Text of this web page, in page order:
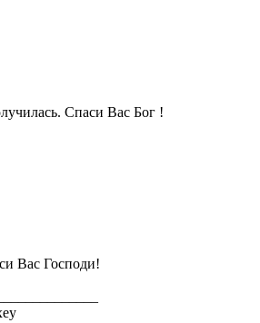
Спаси Вас Бог !
Вас Господи!